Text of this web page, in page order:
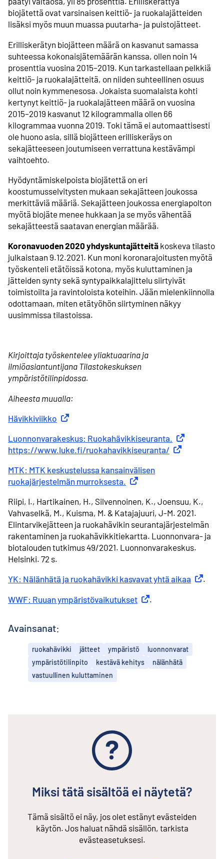
biojätettä ovat varsinaisen keittiö- ja ruokalajätteiden
lisäksi myös muun muassa puutarha- ja puistojätteet.
Erilliskerätyn biojätteen määrä on kasvanut samassa
suhteessa kokonaisjätemäärän kanssa, ollen noin 14
prosenttia vuosina 2015–2019. Kun tarkastellaan pelkkiä
keittiö- ja ruokalajätteitä, on niiden suhteellinen osuus
ollut noin kymmenesosa. Jokaista suomalaista kohti
kertynyt keittiö- ja ruokalajätteen määrä on vuosina
2015–2019 kasvanut 12 kilogrammalla ollen 66
kilogrammaa vuonna 2019. Toki tämä ei automaattisesti
ole huono asia, sillä biojätteen erilliskeräys on
sekajätteeseen joutumiseen verrattuna kestävämpi
vaihtoehto.
Hyödyntämiskelpoista biojätettä on eri
koostumusselvitysten mukaan sekajätteen joukossa
merkittäviä määriä. Sekajätteen joukossa energiapolton
myötä biojäte menee hukkaan ja se myös vähentää
sekajätteestä saatavan energian määrää.
Koronavuoden 2020 yhdyskuntajätteitä koskeva tilasto
julkaistaan 9.12.2021. Kun moni koronarajoitusten myötä
työskenteli etätöissä kotona, myös kuluttaminen ja
jätteiden synty sekä syntypaikkalajittelu siirtyivät
toimistoilta ja ravintoloista koteihin. Jään mielenkiinnolla
odottamaan, miten etätyöhön siirtyminen näkyy
uusimmissa tilastoissa.
Kirjoittaja työskentelee yliaktuaarina ja
ilmiöasiantuntijana Tilastokeskuksen
ympäristötilinpidossa.
Aiheesta muualla:
Hävikkiviikko Ulkoinen linkki
Luonnonvarakeskus: Ruokahävikkiseuranta.
Ulkoinen
https://www.luke.fi/ruokahavikkiseuranta/ Ulkoinen linkki
MTK: MTK keskustelussa kansainvälisen
ruokajärjestelmän murroksesta. Ulkoinen linkki
Riipi, I., Hartikainen, H., Silvennoinen, K., Joensuu, K.,
Vahvaselkä, M., Kuisma, M. & Katajajuuri, J-M. 2021.
Elintarvikejätteen ja ruokahävikin seurantajärjestelmän
rakentaminen ja ruokahävikkitiekartta. Luonnonvara- ja
biotalouden tutkimus 49/2021. Luonnonvarakeskus.
Helsinki. 72 s.
YK: Nälänhätä ja ruokahävikki kasvavat yhtä aikaa .
WWF: Ruuan ympäristövaikutukset Ulkoinen linkki
.
Avainsanat:
ruokahävikki jätteet ympäristö
luonnonvarat
ympäristötilinpito
kestävä kehitys
nälänhätä
vastuullinen kuluttaminen
Miksi tätä sisältöä ei näytetä?
Tämä sisältö ei näy, jos olet estänyt evästeiden
käytön. Jos haluat nähdä sisällön, tarkista
evästeasetuksesi.